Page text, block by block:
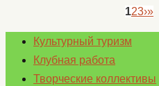
123›»
Культурный туризм
Клубная работа
Творческие коллективы